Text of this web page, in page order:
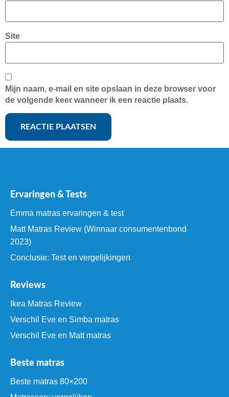
Site
Mijn naam, e-mail en site opslaan in deze browser voor
de volgende keer wanneer ik een reactie plaats.
Ervaringen & Tests
Emma matras ervaringen & test
Matt Matras Review (Winnaar consumentenbond
2023)
Conclusie: Test en vergelijkingen
Reviews
Ikea Matras Review
Verschil Eve en Simba matras
Verschil Eve en Matt matras
Beste matras
Beste matras 80×200